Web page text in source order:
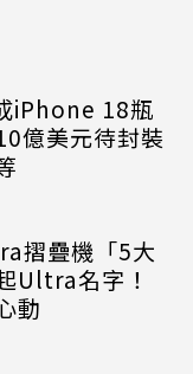
iPhone 18瓶
億美元待封裝
摺疊機「5大
Ultra名字！
動